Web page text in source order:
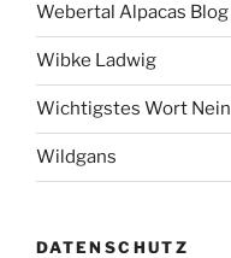
Webertal Alpacas Blog
Wibke Ladwig
Wichtigstes Wort Nein
Wildgans
DATENSCHUTZ